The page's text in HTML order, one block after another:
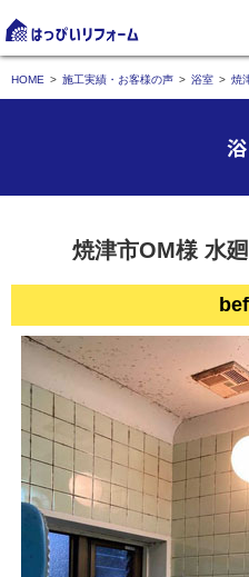
HOME 施工実績・お客様の声 浴室 焼
焼津市OM様 水